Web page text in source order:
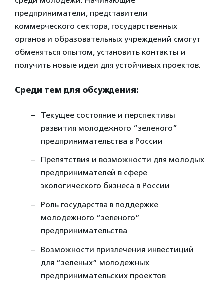
предприниматели, представители
коммерческого сектора, государственных
органов и образовательных учреждений смогут
обменяться опытом, установить контакты и
получить новые идеи для устойчивых проектов.
Среди тем для обсуждения:
Текущее состояние и перспективы
развития молодежного “зеленого”
предпринимательства в России
Препятствия и возможности для молодых
предпринимателей в сфере
экологического бизнеса в России
Роль государства в поддержке
молодежного “зеленого”
предпринимательства
Возможности привлечения инвестиций
для “зеленых” молодежных
предпринимательских проектов